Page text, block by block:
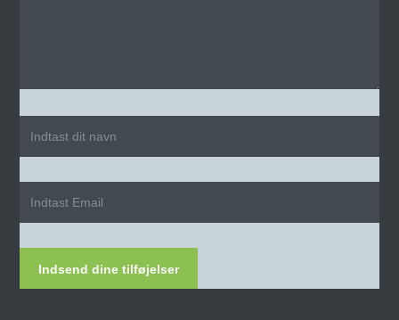
Indsend dine tilføjelser